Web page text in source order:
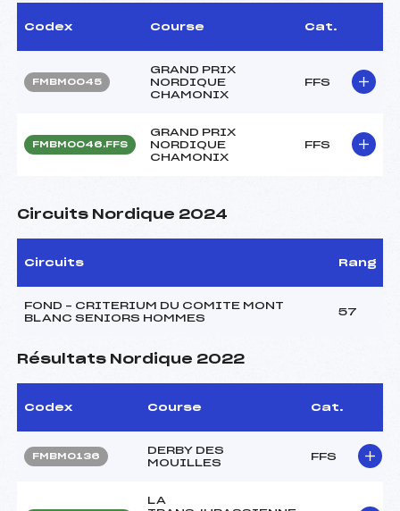
Codex Course Cat.
FMBM0045
GRAND PRIX
NORDIQUE
CHAMONIX
FFS
FMBM0046.FFS
GRAND PRIX
NORDIQUE
CHAMONIX
FFS
Circuits Nordique 2024
Circuits Rang
FOND – CRITERIUM DU COMITE MONT
BLANC SENIORS HOMMES
57
Résultats Nordique 2022
Codex Course Cat.
FMBM0136
DERBY DES
MOUILLES
FFS
LA